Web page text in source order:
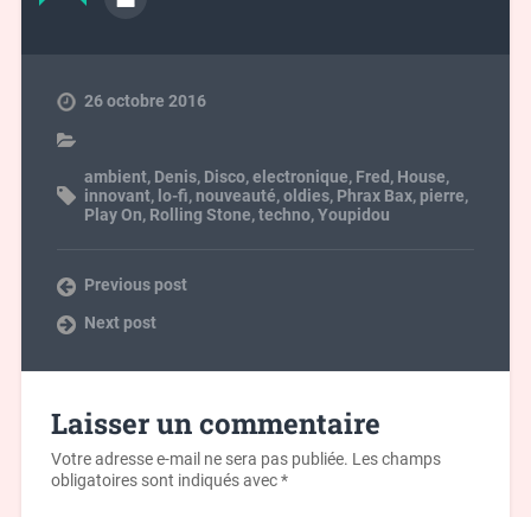
26 octobre 2016
ambient, Denis, Disco,electronique, Fred , House,
innovant, lo-fi,nouveauté,oldies, Phrax Bax, pierre,
Play On, Rolling Stone,techno,Youpidou
Previous post
Next post
Laisser un commentaire
Votre adresse e-mail ne sera pas publiée. Les champs
obligatoires sont indiqués avec*